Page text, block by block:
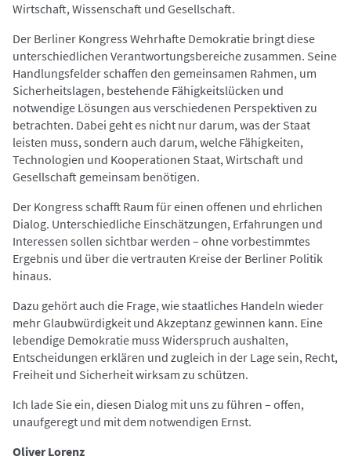
Wirtschaft, Wissenschaft und Gesellschaft.
Der Berliner Kongress Wehrhafte Demokratie bringt diese
unterschiedlichen Verantwortungsbereiche zusammen. Seine
Handlungsfelder schaffen den gemeinsamen Rahmen, um
Sicherheitslagen, bestehende Fähigkeitslücken und
notwendige Lösungen aus verschiedenen Perspektiven zu
betrachten. Dabei geht es nicht nur darum, was der Staat
leisten muss, sondern auch darum, welche Fähigkeiten,
Technologien und Kooperationen Staat, Wirtschaft und
Gesellschaft gemeinsam benötigen.
Der Kongress schafft Raum für einen offenen und ehrlichen
Dialog. Unterschiedliche Einschätzungen, Erfahrungen und
Interessen sollen sichtbar werden – ohne vorbestimmtes
Ergebnis und über die vertrauten Kreise der Berliner Politik
hinaus.
Dazu gehört auch die Frage, wie staatliches Handeln wieder
mehr Glaubwürdigkeit und Akzeptanz gewinnen kann. Eine
lebendige Demokratie muss Widerspruch aushalten,
Entscheidungen erklären und zugleich in der Lage sein, Recht,
Freiheit und Sicherheit wirksam zu schützen.
Ich lade Sie ein, diesen Dialog mit uns zu führen – offen,
unaufgeregt und mit dem notwendigen Ernst.
Oliver Lorenz